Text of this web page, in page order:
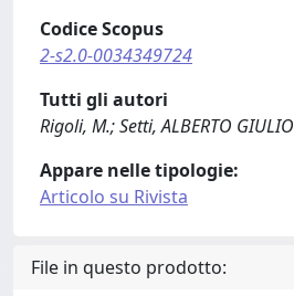
Codice Scopus
2-s2.0-0034349724
Tutti gli autori
Rigoli, M.; Setti, ALBERTO GIULIO
Appare nelle tipologie:
Articolo su Rivista
File in questo prodotto: